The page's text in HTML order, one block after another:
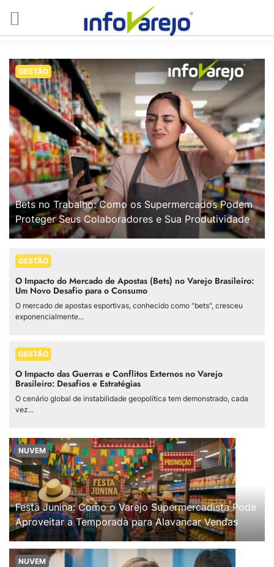
GESTÃO
Bets no Trabalho: Como os Supermercados Podem
Proteger Seus Colaboradores e Sua Produtividade
GESTÃO
O Impacto do Mercado de Apostas (Bets) no Varejo Brasileiro:
Um Novo Desafio para o Consumo
O mercado de apostas esportivas, conhecido como "bets", cresceu
exponencialmente...
GESTÃO
O Impacto das Guerras e Conflitos Externos no Varejo
Brasileiro: Desafios e Estratégias
O cenário global de instabilidade geopolítica tem demonstrado, cada
vez...
NUVEM
Festa Junina: Como o Varejo Supermercadista Pode
Aproveitar a Temporada para Alavancar Vendas
NUVEM